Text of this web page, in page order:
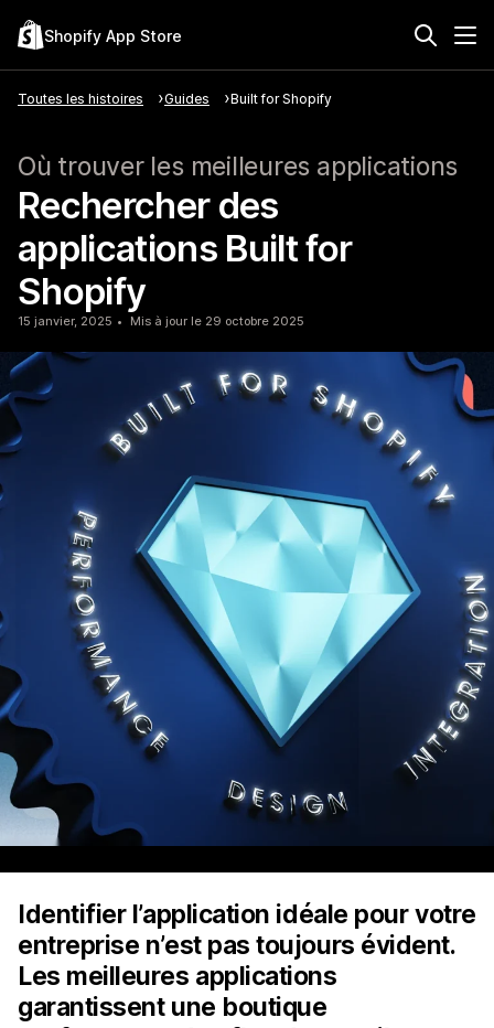
Shopify App Store
Toutes les histoires Guides Built for Shopify
Où trouver les meilleures applications
Rechercher des
applications Built for
Shopify
15 janvier, 2025 Mis à jour le 29 octobre 2025
Identifier l’application idéale pour votre
entreprise n’est pas toujours évident.
Les meilleures applications
garantissent une boutique